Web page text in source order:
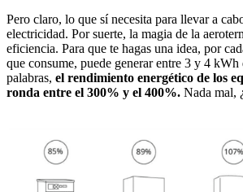
Pero claro, lo que sí necesita para llevar a
electricidad. Por suerte, la magia de la
eficiencia. Para que te hagas una idea, por
que consume, puede generar entre 3 y 4 kWh
palabras, el rendimiento energético de los
ronda entre el 300% y el 400%. Nada mal,